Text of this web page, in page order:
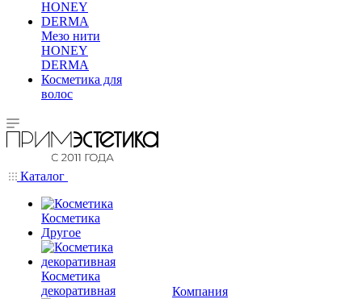
Мезо нити
HONEY
DERMA
Косметика для
волос
Каталог
Косметика
Другое
Косметика
декоративная
Компания